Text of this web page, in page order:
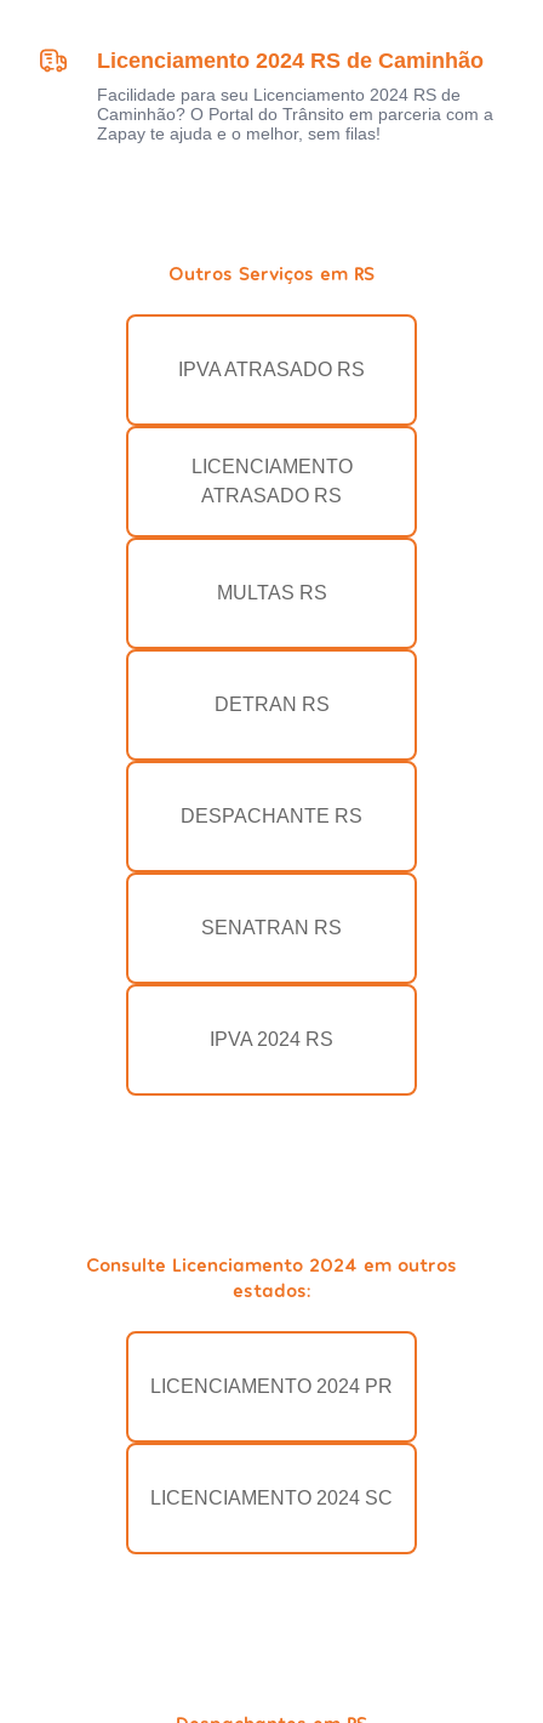
Licenciamento 2024 RS de Caminhão
Facilidade para seu Licenciamento 2024 RS de
Caminhão? O Portal do Trânsito em parceria com a
Zapay te ajuda e o melhor, sem filas!
Outros Serviços em RS
IPVA ATRASADO RS
LICENCIAMENTO
ATRASADO RS
MULTAS RS
DETRAN RS
DESPACHANTE RS
SENATRAN RS
IPVA 2024 RS
Consulte Licenciamento 2024 em outros
estados:
LICENCIAMENTO 2024 PR
LICENCIAMENTO 2024 SC